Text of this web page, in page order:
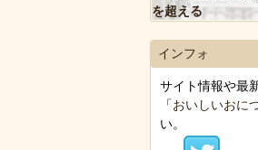
を超える
インフォ
サイト情報や最
「おいしいおに
い。